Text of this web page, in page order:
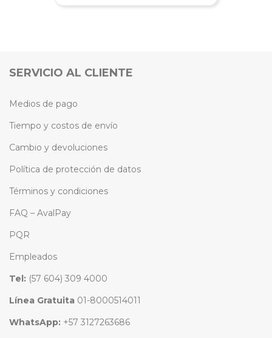
SERVICIO AL CLIENTE
Medios de pago
Tiempo y costos de envío
Cambio y devoluciones
Política de protección de datos
Términos y condiciones
FAQ – AvalPay
PQR
Empleados
Tel: (57 604) 309 4000
Línea Gratuita 01-8000514011
WhatsApp: +57 3127263686